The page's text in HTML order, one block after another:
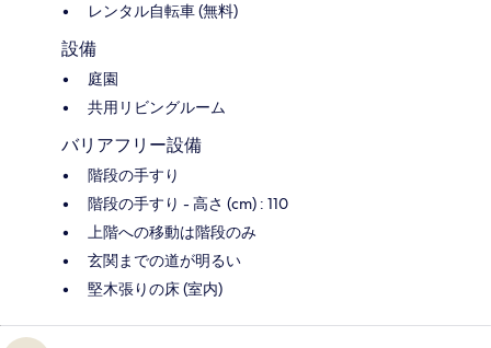
レンタル自転車 (無料)
設備
庭園
共用リビングルーム
バリアフリー設備
階段の手すり
階段の手すり - 高さ (cm) : 110
上階への移動は階段のみ
玄関までの道が明るい
堅木張りの床 (室内)